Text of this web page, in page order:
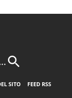
SITO
FEED RSS